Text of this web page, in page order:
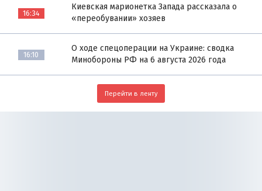
16:34
Киевская марионетка Запада рассказала о
«переобувании» хозяев
16:10
О ходе спецоперации на Украине: сводка
Минобороны РФ на 6 августа 2026 года
Перейти в ленту